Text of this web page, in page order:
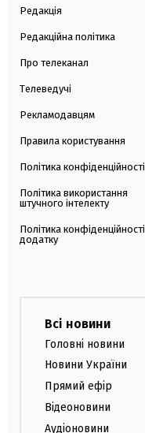
Редакція
Редакційна політика
Про телеканал
Телеведучі
Рекламодавцям
Правила користування
Політика конфіденційності
Політика використання
штучного інтелекту
Політика конфіденційності
додатку
Всі новини
Головні новини
Новини України
Прямий ефір
Відеоновини
Аудіоновини